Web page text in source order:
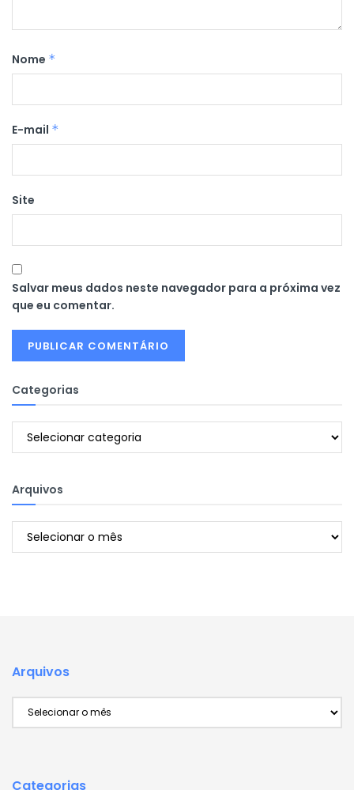
Nome *
E-mail *
Site
Salvar meus dados neste navegador para a próxima vez
que eu comentar.
Categorias
Categorias
Arquivos
Arquivos
Arquivos
Arquivos
Categorias